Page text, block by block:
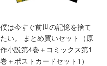
僕は今すぐ前世の記憶を捨て
たい。 まとめ買いセット（原
作小説第4巻＋コミックス第1
巻＋ポストカードセット1）